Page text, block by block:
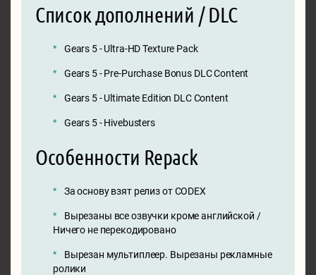
Список дополнений / DLC
Gears 5 - Ultra-HD Texture Pack
Gears 5 - Pre-Purchase Bonus DLC Content
Gears 5 - Ultimate Edition DLC Content
Gears 5 - Hivebusters
Особенности Repack
За основу взят релиз от CODEX
Вырезаны все озвучки кроме английской /
Ничего не перекодировано
Вырезан мультиплеер. Вырезаны рекламные
ролики